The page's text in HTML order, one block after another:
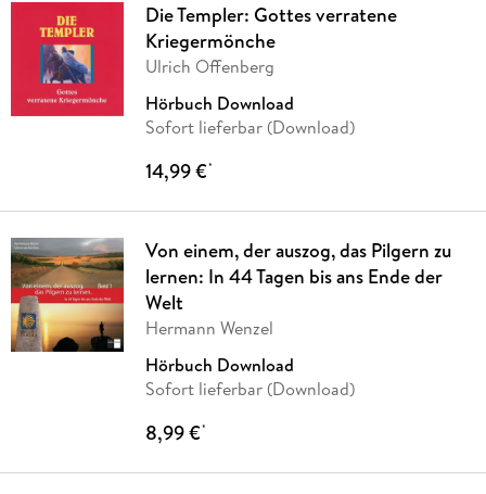
Die Templer: Gottes verratene
Kriegermönche
Ulrich Offenberg
Hörbuch Download
Sofort lieferbar (Download)
14,99 €*
Von einem, der auszog, das Pilgern zu
lernen: In 44 Tagen bis ans Ende der
Welt
Hermann Wenzel
Hörbuch Download
Sofort lieferbar (Download)
8,99 €*